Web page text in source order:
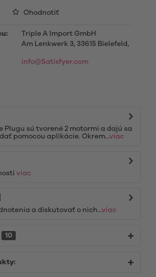
Ohodnotiť
Triple A Import GmbH
Am Lenkwerk 3, 33615 Bielefeld,
info@Satisfyer.com
Plugu sú tvorené 2 motormi a dajú sa
pomocou aplikácie. Okrem...viac
viac
a diskutovať o nich...viac
10